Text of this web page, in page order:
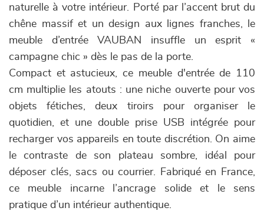
naturelle à votre intérieur. Porté par l’accent brut du
chêne massif et un design aux lignes franches, le
meuble d’entrée VAUBAN insuffle un esprit «
campagne chic » dès le pas de la porte.
Compact et astucieux, ce meuble d'entrée de 110
cm multiplie les atouts : une niche ouverte pour vos
objets fétiches, deux tiroirs pour organiser le
quotidien, et une double prise USB intégrée pour
recharger vos appareils en toute discrétion. On aime
le contraste de son plateau sombre, idéal pour
déposer clés, sacs ou courrier. Fabriqué en France,
ce meuble incarne l’ancrage solide et le sens
pratique d’un intérieur authentique.